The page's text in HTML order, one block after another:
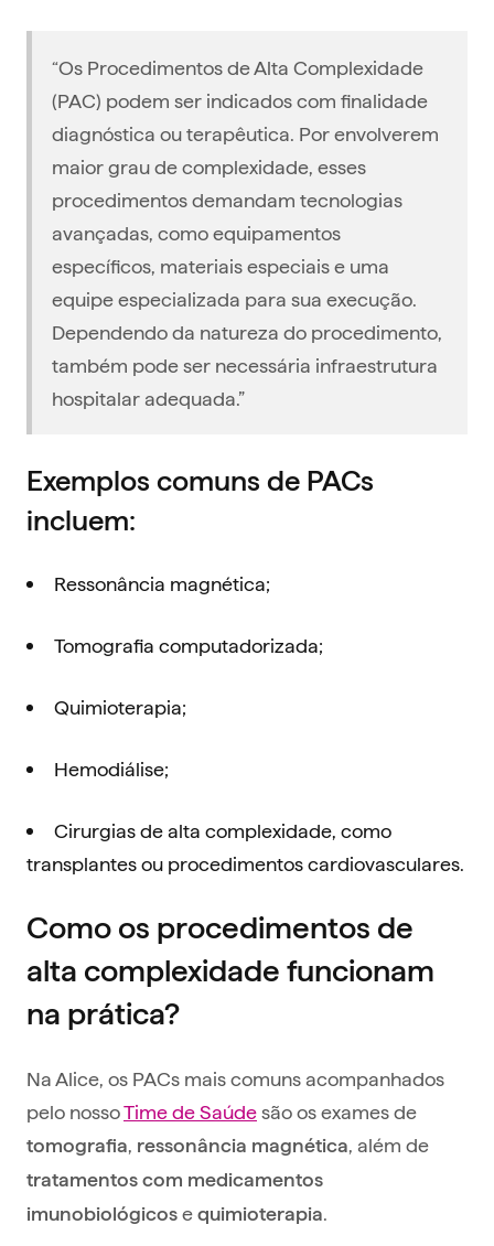
“Os Procedimentos de Alta Complexidade
(PAC) podem ser indicados com finalidade
diagnóstica ou terapêutica. Por envolverem
maior grau de complexidade, esses
procedimentos demandam tecnologias
avançadas, como equipamentos
específicos, materiais especiais e uma
equipe especializada para sua execução.
Dependendo da natureza do procedimento,
também pode ser necessária infraestrutura
hospitalar adequada.”
Exemplos comuns de PACs
incluem:
Ressonância magnética;
Tomografia computadorizada;
Quimioterapia;
Hemodiálise;
Cirurgias de alta complexidade, como
transplantes ou procedimentos cardiovasculares.
Como os procedimentos de
alta complexidade funcionam
na prática?
Na Alice, os PACs mais comuns acompanhados
pelo nossoTime de Saúdesão os exames de
tomografia, ressonância magnética, além de
tratamentos com medicamentos
imunobiológicos e quimioterapia.